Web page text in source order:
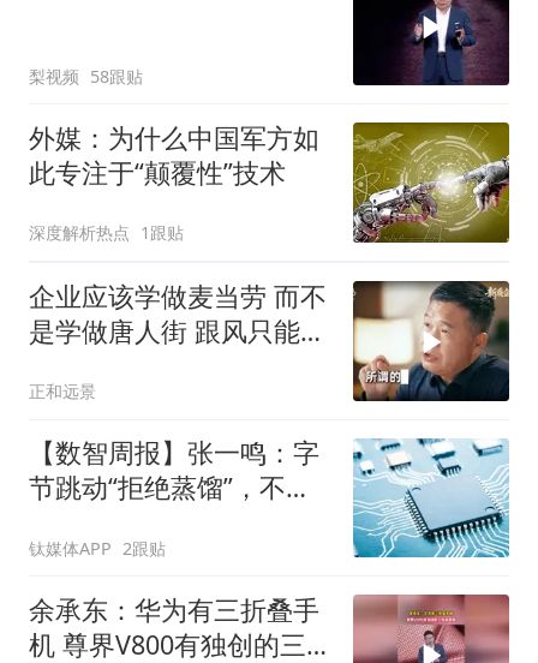
梨视频 58跟贴
外媒：为什么中国军方如
此专注于“颠覆性”技术
深度解析热点 1跟贴
企业应该学做麦当劳 而不
是学做唐人街 跟风只能生
穿越周期
正和远景
【数智周报】张一鸣：字
节跳动“拒绝蒸馏”，不用
星发布下一代AI存储路线
图，展示zHBM和400层以
上V10 NAND技术
钛媒体APP 2跟贴
余承东：华为有三折叠手
机 尊界V800有独创的三